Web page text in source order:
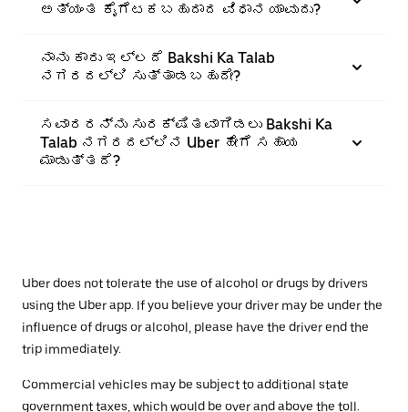
ಅತ್ಯಂತ ಕೈಗೆಟಕಬಹುದಾದ ವಿಧಾನ ಯಾವುದು?
ನಾನು ಕಾರು ಇಲ್ಲದೆ Bakshi Ka Talab
ನಗರದಲ್ಲಿ ಸುತ್ತಾಡಬಹುದೇ?
ಸವಾರರನ್ನು ಸುರಕ್ಷಿತವಾಗಿಡಲು Bakshi Ka
Talab ನಗರದಲ್ಲಿನ Uber ಹೇಗೆ ಸಹಾಯ
ಮಾಡುತ್ತದೆ?
Uber does not tolerate the use of alcohol or drugs by drivers
using the Uber app. If you believe your driver may be under the
influence of drugs or alcohol, please have the driver end the
trip immediately.
Commercial vehicles may be subject to additional state
government taxes, which would be over and above the toll.